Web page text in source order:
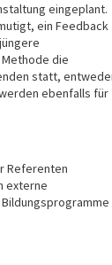
eingeplant.
ein Feedback
die
statt,
ebenfalls für
Referenten
externe